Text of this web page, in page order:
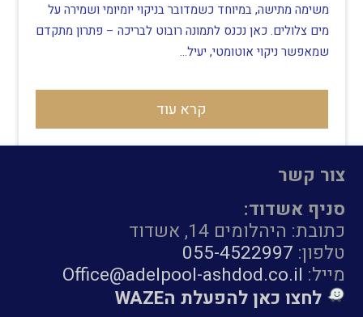
משימה מתישה, במיוחד כשמדובר בניקוי יומיומי ושמירה על
מים צלולים. כאן נכנס לתמונה רובוט לבריכה – פתרון מתקדם
שמאפשר ניקוי אוטומטי, יעיל…
קרא עוד
צור קשר
סניף אשדוד:
כתובת: היהלומים 14, אשדוד
טלפון: 055-4522997
מייל: Office@adelpool-ashdod.co.il
לחצו כאן להפעלת הWAZE